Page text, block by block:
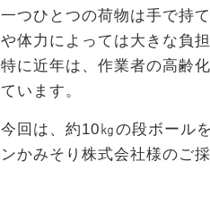
一つひとつの荷物は手で持
や体力によっては大きな負
特に近年は、作業者の高齢
ています。
今回は、約10㎏の段ボール
ンかみそり株式会社様のご